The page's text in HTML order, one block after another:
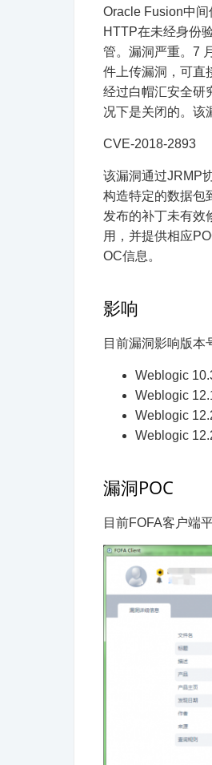
Oracle Fusion中
HTTP在未经身份
管。漏洞严重。7
件上传漏洞，可直
经过白帽汇安全研
况下是关闭的。该
CVE-2018-2893
该漏洞通过JRMP
构造特定的数据包
发布的补丁未有效
用，并提供相应
OC信息。
影响
目前漏洞影响版本
Weblogic
Weblogic
Weblogic
Weblogic
漏洞POC
目前FOFA客户端